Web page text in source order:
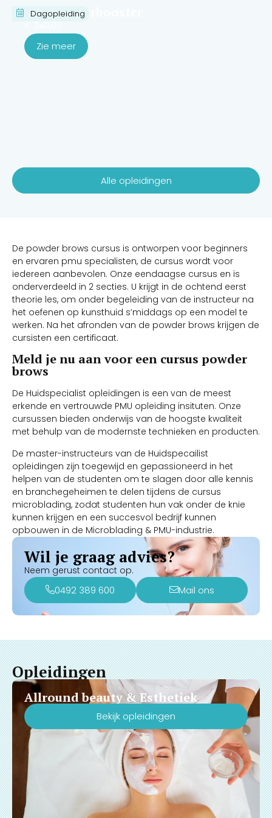
Dagopleiding
Cursus haarbooster
€ 340,00
Zie meer
Alle opleidingen
De powder brows cursus is ontworpen voor beginners
en ervaren pmu specialisten, de cursus wordt voor
iedereen aanbevolen. Onze eendaagse cursus en is
onderverdeeld in 2 secties. U krijgt in de ochtend eerst
theorie les, om onder begeleiding van de instructeur na
het oefenen op kunsthuid s’middags op een model te
werken. Na het afronden van de powder brows krijgen de
cursisten een certificaat.
Meld je nu aan voor een cursus powder
brows
De Huidspecialist opleidingen is een van de meest
erkende en vertrouwde PMU opleiding insituten. Onze
cursussen bieden onderwijs van de hoogste kwaliteit
met behulp van de modernste technieken en producten.
De master-instructeurs van de Huidspecailist
opleidingen zijn toegewijd en gepassioneerd in het
helpen van de studenten om te slagen door alle kennis
en branchegeheimen te delen tijdens de cursus
microblading, zodat studenten hun vak onder de knie
kunnen krijgen en een succesvol bedrijf kunnen
opbouwen in de Microblading & PMU-industrie.
Wil je graag advies?
Neem gerust contact op.
0492 389 600 Mail ons
Opleidingen
Allround beauty & Esthetiek
Bekijk opleidingen